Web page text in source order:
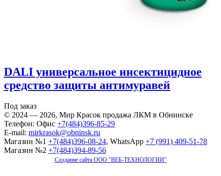
DALI универсальное инсектицидное
средство защиты антимуравей
Под заказ
© 2024 — 2026, Мир Красок продажа ЛКМ в Обнинске
Телефон: Офис +7(484)396-85-29
E-mail: mirkrasok@obninsk.ru
Магазин №1 +7(484)396-08-24, WhatsApp +7 (991) 409-51-78
Магазин №2 +7(484)394-89-56
Создание сайта ООО "ВЕБ-ТЕХНОЛОГИИ"